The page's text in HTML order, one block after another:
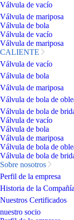
Válvula de vacío
Válvula de mariposa
Válvula de bola
Válvula de vacío
Válvula de mariposa
CALIENTE
Válvula de vacío
Válvula de bola
Válvula de mariposa
Válvula de bola de
Válvula de bola de
Válvula de vacío
Válvula de bola
Válvula de mariposa
Válvula de bola de
Válvula de bola de
Sobre nosotros
Perfil de la empresa
Historia de la Compañía
Nuestros Certificados
nuestro socio